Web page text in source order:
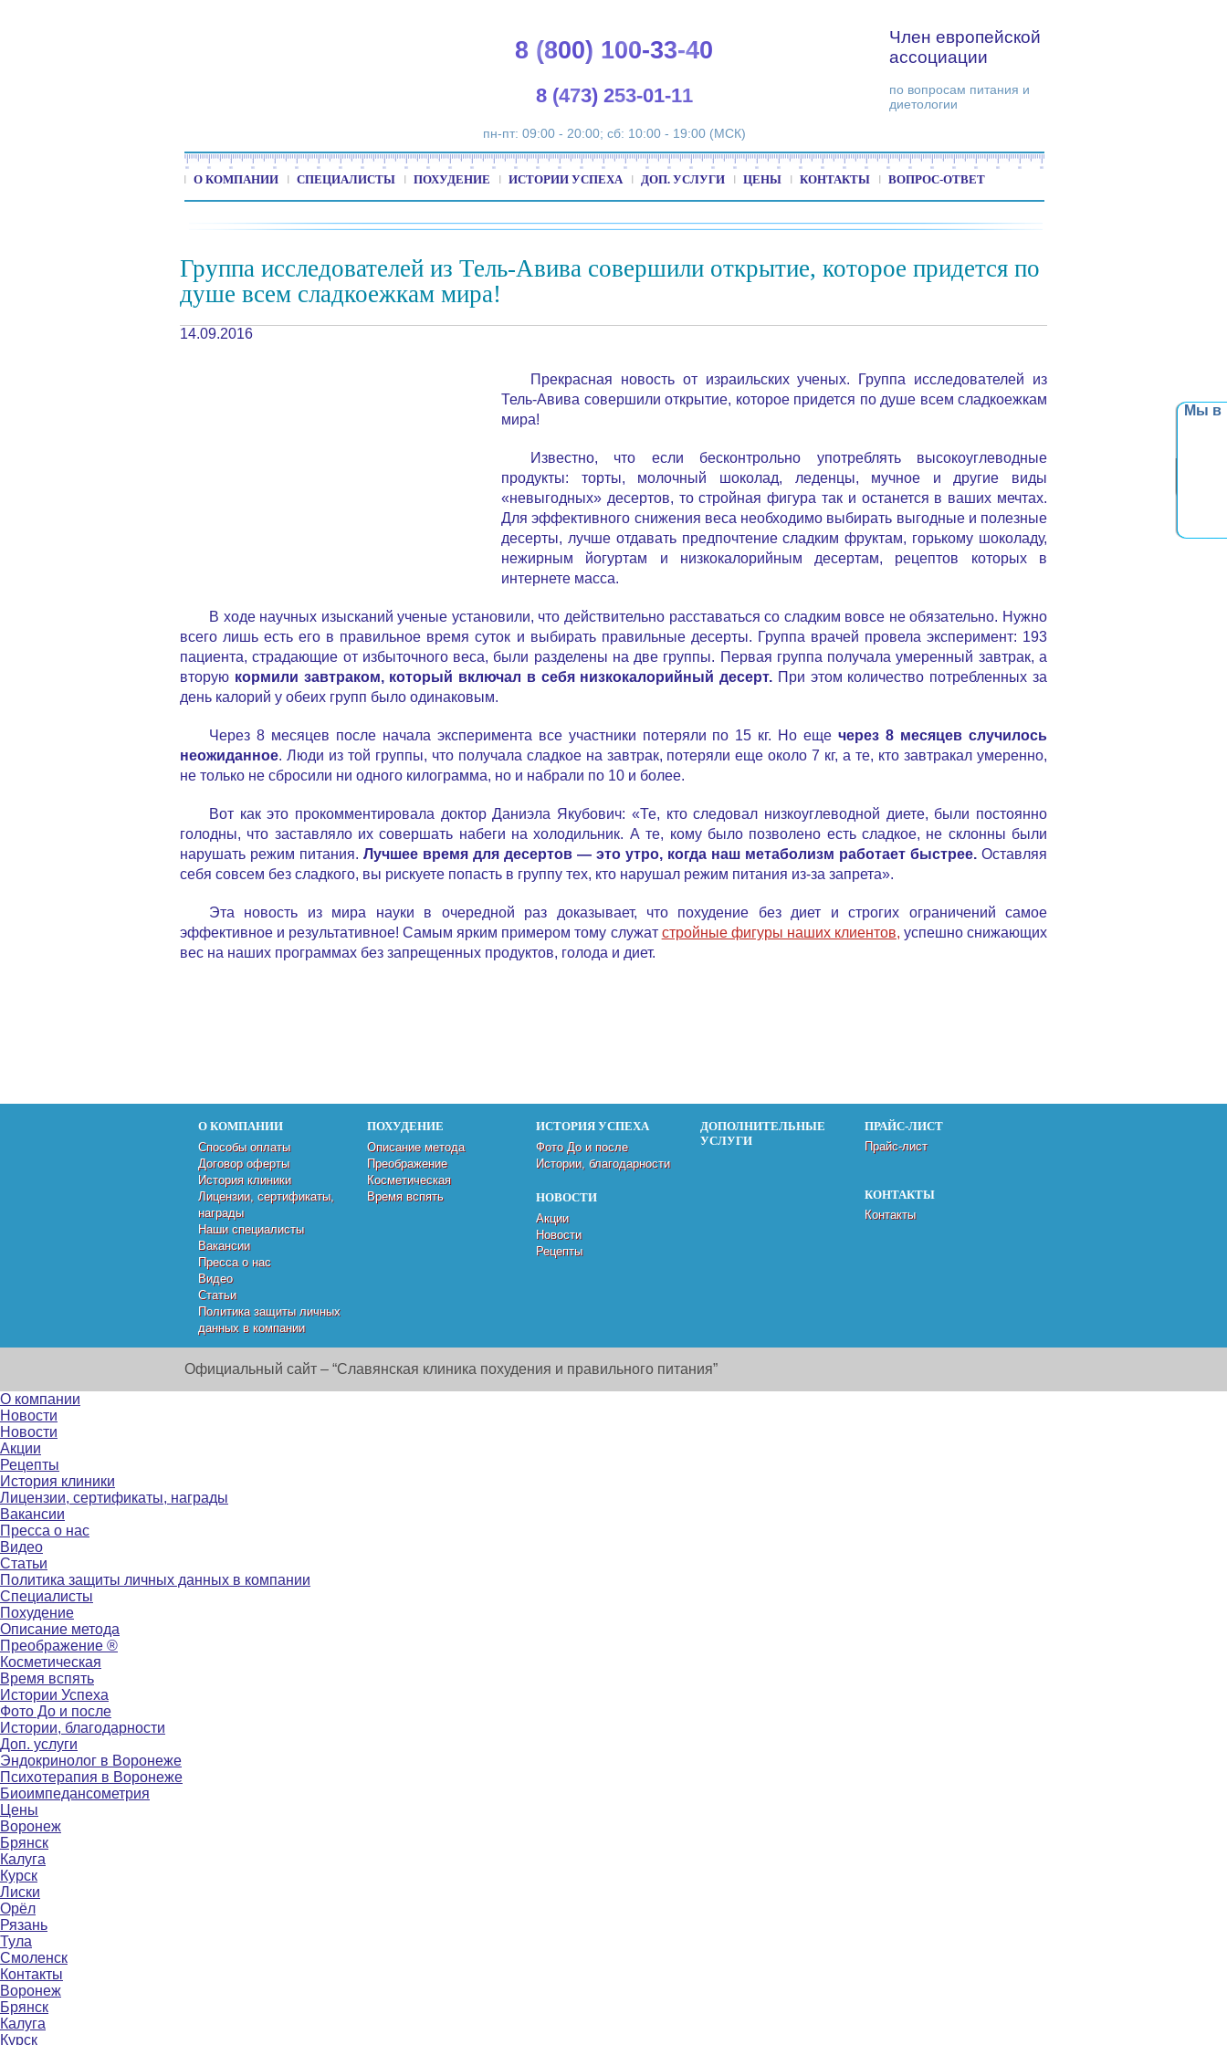
Мы в
8 (800) 100-33-40
8 (473) 253-01-11
пн-пт: 09:00 - 20:00; сб: 10:00 - 19:00 (МСК)
Член европейской
ассоциации
по вопросам питания и
диетологии
О КОМПАНИИ СПЕЦИАЛИСТЫ ПОХУДЕНИЕ ИСТОРИИ УСПЕХА ДОП. УСЛУГИ ЦЕНЫ КОНТАКТЫ ВОПРОС-ОТВЕТ
Группа исследователей из Тель-Авива совершили открытие, которое придется по
душе всем сладкоежкам мира!
14.09.2016
Прекрасная новость от израильских ученых. Группа исследователей из
Тель-Авива совершили открытие, которое придется по душе всем сладкоежкам
мира!
Известно, что если бесконтрольно употреблять высокоуглеводные
продукты: торты, молочный шоколад, леденцы, мучное и другие виды
«невыгодных» десертов, то стройная фигура так и останется в ваших мечтах.
Для эффективного снижения веса необходимо выбирать выгодные и полезные
десерты, лучше отдавать предпочтение сладким фруктам, горькому шоколаду,
нежирным йогуртам и низкокалорийным десертам, рецептов которых в
интернете масса.
В ходе научных изысканий ученые установили, что действительно расставаться со сладким вовсе не обязательно. Нужно
всего лишь есть его в правильное время суток и выбирать правильные десерты. Группа врачей провела эксперимент: 193
пациента, страдающие от избыточного веса, были разделены на две группы. Первая группа получала умеренный завтрак, а
вторую кормили завтраком, который включал в себя низкокалорийный десерт. При этом количество потребленных за
день калорий у обеих групп было одинаковым.
Через 8 месяцев после начала эксперимента все участники потеряли по 15 кг. Но ещечерез 8 месяцев случилось
неожиданное. Люди из той группы, что получала сладкое на завтрак, потеряли еще около 7 кг, а те, кто завтракал умеренно,
не только не сбросили ни одного килограмма, но и набрали по 10 и более.
Вот как это прокомментировала доктор Даниэла Якубович: «Те, кто следовал низкоуглеводной диете, были постоянно
голодны, что заставляло их совершать набеги на холодильник. А те, кому было позволено есть сладкое, не склонны были
нарушать режим питания. Лучшее время для десертов — это утро, когда наш метаболизм работает быстрее. Оставляя
себя совсем без сладкого, вы рискуете попасть в группу тех, кто нарушал режим питания из-за запрета».
Эта новость из мира науки в очередной раз доказывает, что похудение без диет и строгих ограничений самое
эффективное и результативное! Самым ярким примером тому служат стройные фигуры наших клиентов, успешно снижающих
вес на наших программах без запрещенных продуктов, голода и диет.
О КОМПАНИИ
Способы оплаты
Договор оферты
История клиники
Лицензии, сертификаты,
награды
Наши специалисты
Вакансии
Пресса о нас
Видео
Статьи
Политика защиты личных
данных в компании
ПОХУДЕНИЕ
Описание метода
Преображение
Косметическая
Время вспять
ИСТОРИЯ УСПЕХА
Фото До и после
Истории, благодарности
НОВОСТИ
Акции
Новости
Рецепты
ДОПОЛНИТЕЛЬНЫЕ
УСЛУГИ
ПРАЙС-ЛИСТ
Прайс-лист
КОНТАКТЫ
Контакты
Официальный сайт – “Славянская клиника похудения и правильного питания”
О компании
Новости
Новости
Акции
Рецепты
История клиники
Лицензии, сертификаты, награды
Вакансии
Пресса о нас
Видео
Статьи
Политика защиты личных данных в компании
Специалисты
Похудение
Описание метода
Преображение ®
Косметическая
Время вспять
Истории Успеха
Фото До и после
Истории, благодарности
Доп. услуги
Эндокринолог в Воронеже
Психотерапия в Воронеже
Биоимпедансометрия
Цены
Воронеж
Брянск
Калуга
Курск
Лиски
Орёл
Рязань
Тула
Смоленск
Контакты
Воронеж
Брянск
Калуга
Курск